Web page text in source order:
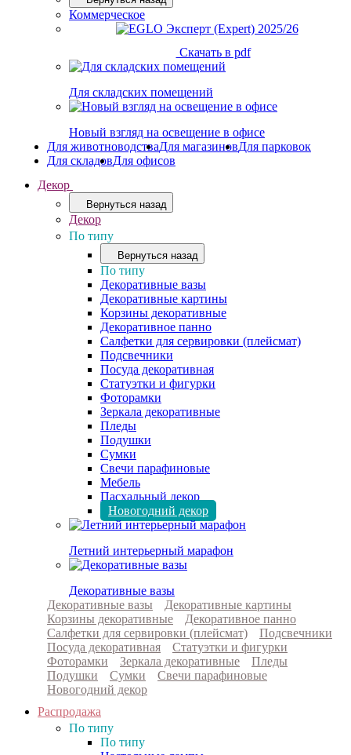
Коммерческое
Скачать в pdf
Для складских помещений
Новый взгляд на освещение в офисе
Для животноводстваДля магазиновДля парковок
Для складовДля офисов
Декор
Вернуться назад
Декор
По типу
Вернуться назад
По типу
Декоративные вазы
Декоративные картины
Корзины декоративные
Декоративное панно
Салфетки для сервировки (плейсмат)
Подсвечники
Посуда декоративная
Статуэтки и фигурки
Фоторамки
Зеркала декоративные
Пледы
Подушки
Сумки
Свечи парафиновые
Мебель
Пасхальный декор
Новогодний декор
Летний интерьерный марафон
Декоративные вазы
Декоративные вазы
Декоративные картины
Корзины декоративные
Декоративное панно
Салфетки для сервировки (плейсмат)
Подсвечники
Посуда декоративная
Статуэтки и фигурки
Фоторамки
Зеркала декоративные
Пледы
Подушки
Сумки
Свечи парафиновые
Новогодний декор
Распродажа
По типу
По типу